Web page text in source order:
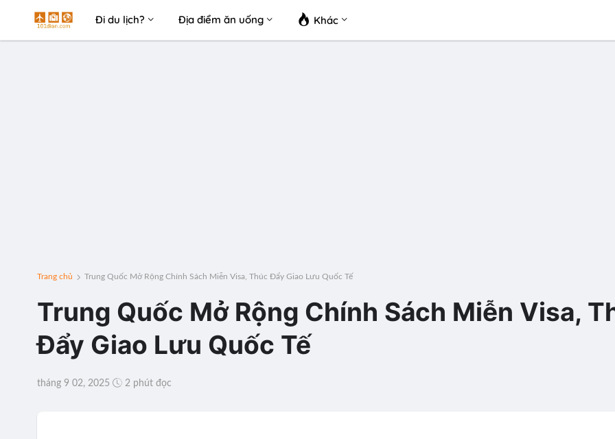
Đi du lịch? Địa điểm ăn uống Khác
Trang chủ Trung Quốc Mở Rộng Chính Sách Miễn Visa, Thúc Đẩy Giao Lưu Quốc Tế
Trung Quốc Mở Rộng Chính Sách Miễn Visa,
Đẩy Giao Lưu Quốc Tế
tháng 9 02, 2025 2 phút đọc